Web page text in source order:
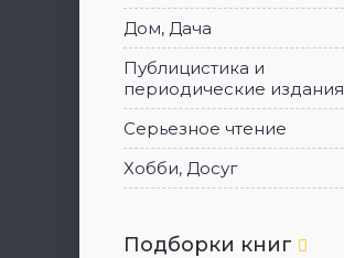
Дом, Дача
Публицистика и
периодические издания
Серьезное чтение
Хобби, Досуг
Подборки книг